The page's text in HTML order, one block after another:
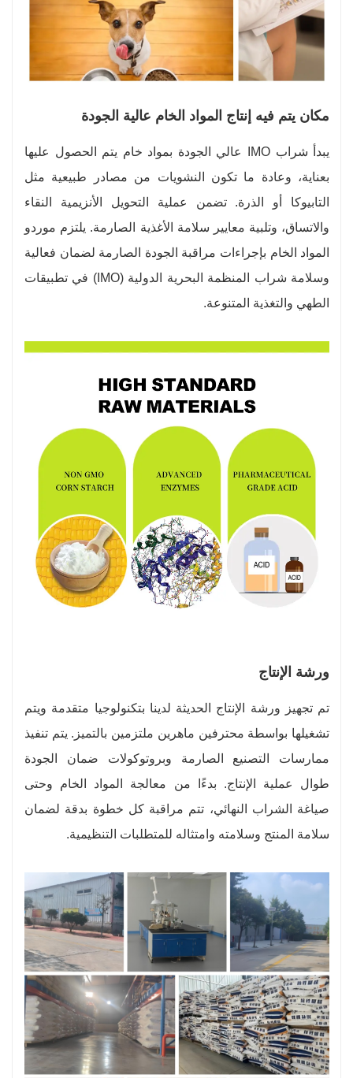
مكان يتم فيه إنتاج المواد الخام عالية الجودة
يبدأ شراب IMO عالي الجودة بمواد خام يتم الحصول عليها
بعناية، وعادة ما تكون النشويات من مصادر طبيعية مثل
التابيوكا أو الذرة. تضمن عملية التحويل الأنزيمية النقاء
والاتساق، وتلبية معايير سلامة الأغذية الصارمة. يلتزم موردو
المواد الخام بإجراءات مراقبة الجودة الصارمة لضمان فعالية
وسلامة شراب المنظمة البحرية الدولية (IMO) في تطبيقات
الطهي والتغذية المتنوعة.
ورشة الإنتاج
تم تجهيز ورشة الإنتاج الحديثة لدينا بتكنولوجيا متقدمة ويتم
تشغيلها بواسطة محترفين ماهرين ملتزمين بالتميز. يتم تنفيذ
ممارسات التصنيع الصارمة وبروتوكولات ضمان الجودة
طوال عملية الإنتاج. بدءًا من معالجة المواد الخام وحتى
صياغة الشراب النهائي، تتم مراقبة كل خطوة بدقة لضمان
سلامة المنتج وسلامته وامتثاله للمتطلبات التنظيمية.